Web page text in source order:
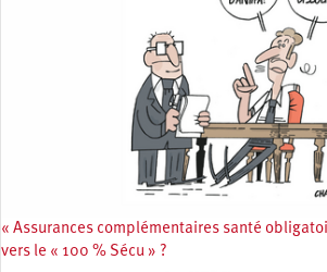
« Assurances complémentaires santé
vers le « 100 % Sécu » ?